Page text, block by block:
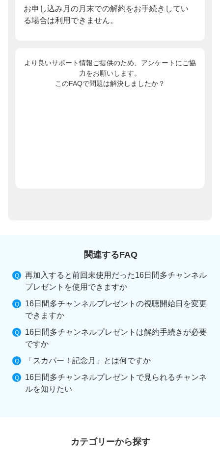
お申し込み月の月末での解約をお手続きしてい
る場合は利用できません。
より良いサポート情報ご提供のため、アンケートにご協
力をお願いします。
このFAQで問題は解決しましたか？
関連するFAQ
再加入すると前回未使用だった16日間多チャンネル
プレゼントを使用できますか
16日間多チャンネルプレゼントの視聴開始日を変更
できますか
16日間多チャンネルプレゼントは解約手続きが必要
ですか
「スカパー！記念月」とは何ですか
16日間多チャンネルプレゼントで見られるチャンネ
ルを知りたい
カテゴリーから探す